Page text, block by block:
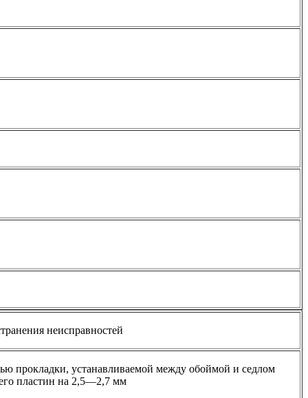
неисправностей
прокладки, устанавливаемой между обоймой и седлом
пластин на 2,5—2,7 мм